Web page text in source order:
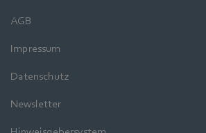
AGB
Impressum
Datenschutz
Newsletter